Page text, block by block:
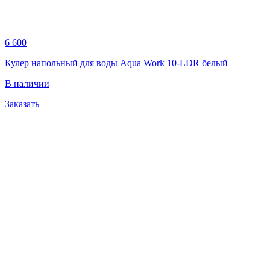
6 600
Кулер напольный для воды Aqua Work 10-LDR белый
В наличии
Заказать